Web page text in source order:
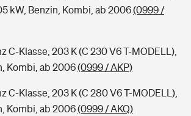
kW, Benzin, Kombi, ab 2006(0999 /
C-Klasse, 203 K (C 230 V6 T-MODELL),
Kombi, ab 2006(0999 / AKP)
C-Klasse, 203 K (C 280 V6 T-MODELL),
Kombi, ab 2006(0999 / AKQ)